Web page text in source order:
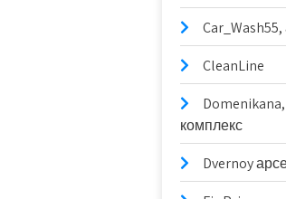
CleanLine
комплекс
Dvernoy